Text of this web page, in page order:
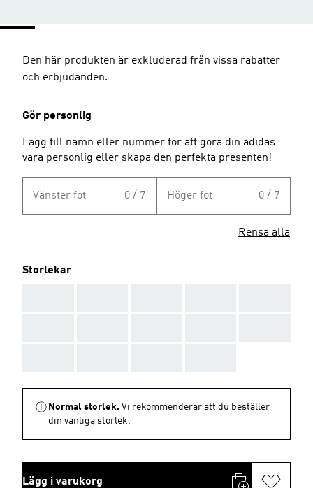
Den här produkten är exkluderad från vissa rabatter
och erbjudanden.
Gör personlig
Lägg till namn eller nummer för att göra din adidas
vara personlig eller skapa den perfekta presenten!
Vänster fot 0 / 7 Höger fot 0 / 7
Rensa alla
Storlekar
Normal storlek. Vi rekommenderar att du beställer
din vanliga storlek.
Lägg i varukorg